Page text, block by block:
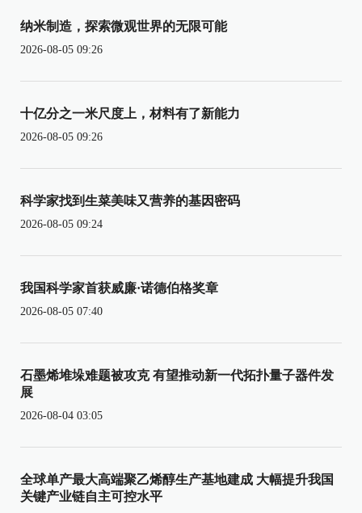
纳米制造，探索微观世界的无限可能
2026-08-05 09:26
十亿分之一米尺度上，材料有了新能力
2026-08-05 09:26
科学家找到生菜美味又营养的基因密码
2026-08-05 09:24
我国科学家首获威廉·诺德伯格奖章
2026-08-05 07:40
石墨烯堆垛难题被攻克 有望推动新一代拓扑量子器件发
展
2026-08-04 03:05
全球单产最大高端聚乙烯醇生产基地建成 大幅提升我国
关键产业链自主可控水平